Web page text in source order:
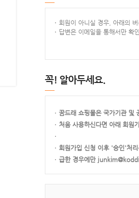
회원이 아니실 경우, 아래의
답변은 이메일을 통해서만 확
꼭! 알아두세요.
꿈드래 쇼핑몰은 국가기관 및
처음 사용하신다면 아래 회원
회원가입 신청 이후 '승인'처
급한 경우에만